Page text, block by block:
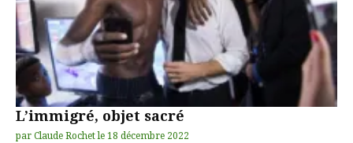
L’immigré, objet sacré
par Claude Rochet le 18 décembre 2022